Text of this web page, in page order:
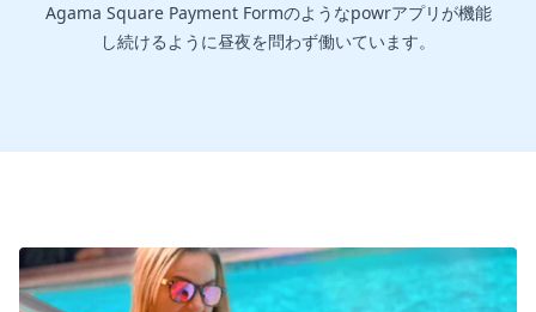
Agama Square Payment Formのようなpowrアプリが機能
し続けるように昼夜を問わず働いています。